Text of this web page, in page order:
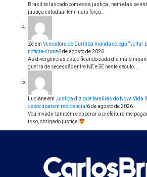
Brasil tá lascado com essa justiça , nem elas se
justiça estadual tem mais força…
Zéem Vereadora de Curitiba manda colega “voltar
notícia-crime6 de agosto de 2026
As divergências estão ficando cada dia mais
guerra de secessão entre NE e SE neste século.…
Lucianeem Justiça diz que famílias do Nova Vida
desocuparem residencial 6 de agosto de 2026
Vou invadir também e esperar a prefeitura me
isso, obrigado justiça